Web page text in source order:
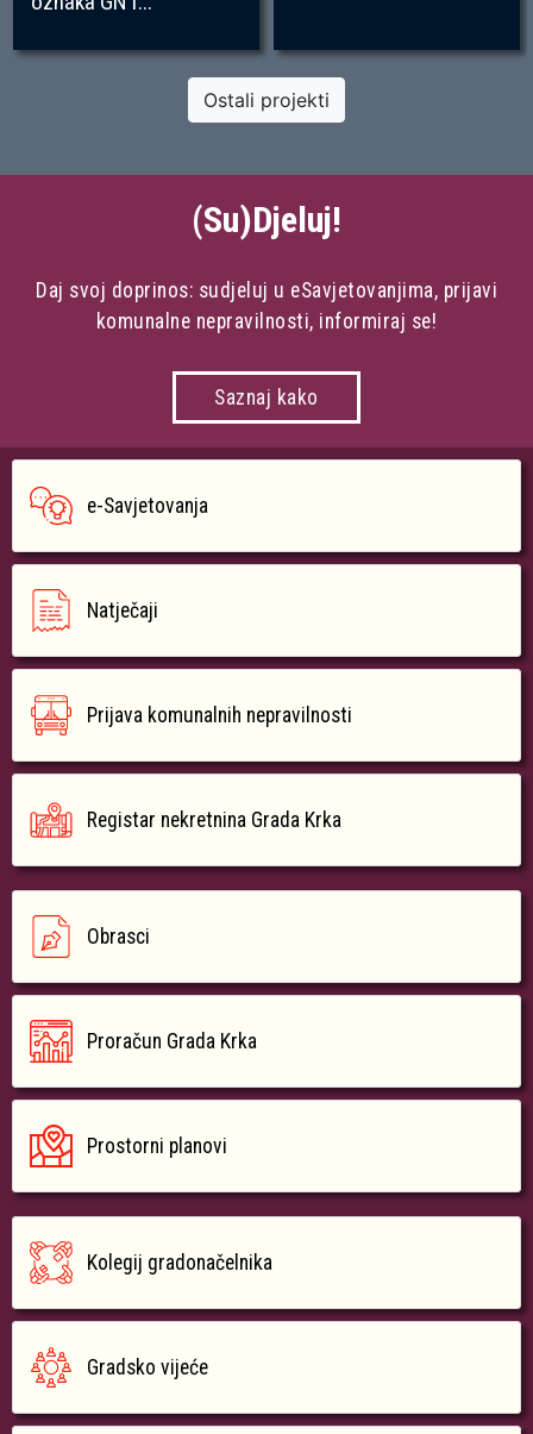
Ostali projekti
(Su)Djeluj!
Daj svoj doprinos: sudjeluj u eSavjetovanjima, prijavi
komunalne nepravilnosti, informiraj se!
Saznaj kako
e-Savjetovanja
Natječaji
Prijava komunalnih nepravilnosti
Registar nekretnina Grada Krka
Obrasci
Proračun Grada Krka
Prostorni planovi
Kolegij gradonačelnika
Gradsko vijeće